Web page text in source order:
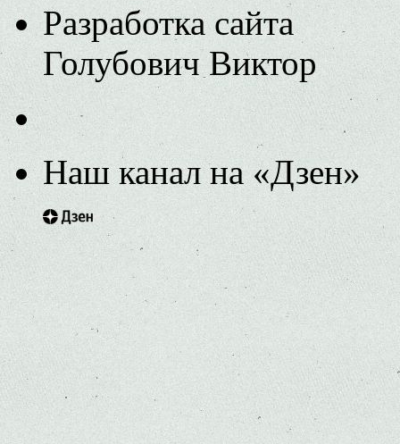
Разработка сайта
Голубович Виктор
Наш канал на «Дзен»